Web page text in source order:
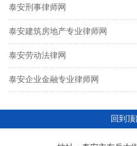
泰安刑事律师网
泰安建筑房地产专业律师网
泰安劳动法律网
泰安企业金融专业律师网
回到顶